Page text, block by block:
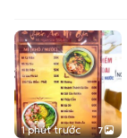
1 phút trước 7